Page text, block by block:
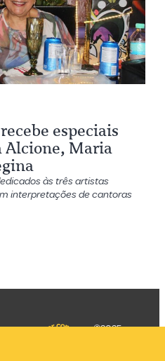
especiais
Alcione, Maria
às três artistas
interpretações de cantoras
©2025